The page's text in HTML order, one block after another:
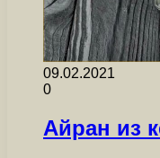
09.02.2021
0
Айран из